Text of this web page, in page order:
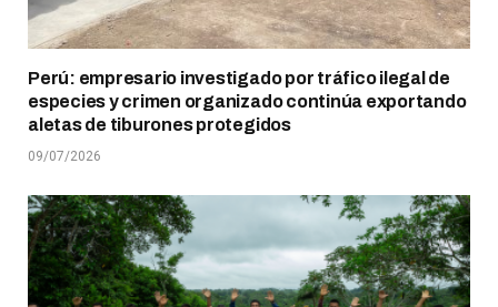
Perú: empresario investigado por tráfico ilegal de
especies y crimen organizado continúa exportando
aletas de tiburones protegidos
09/07/2026